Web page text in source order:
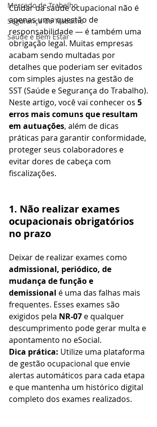
Mercado de Trabalho
Segurança do Trabalho
Saúde e Bem Estar
Cuidar da saúde ocupacional não é
apenas uma questão de
responsabilidade — é também uma
obrigação legal. Muitas empresas
acabam sendo multadas por
detalhes que poderiam ser evitados
com simples ajustes na gestão de
SST (Saúde e Segurança do Trabalho).
Neste artigo, você vai conhecer os 5
erros mais comuns que resultam
em autuações, além de dicas
práticas para garantir conformidade,
proteger seus colaboradores e
evitar dores de cabeça com
fiscalizações.
1. Não realizar exames
ocupacionais obrigatórios
no prazo
Deixar de realizar exames como
admissional, periódico, de
mudança de função e
demissional é uma das falhas mais
frequentes. Esses exames são
exigidos pela NR-07 e qualquer
descumprimento pode gerar multa e
apontamento no eSocial.
Dica prática: Utilize uma plataforma
de gestão ocupacional que envie
alertas automáticos para cada etapa
e que mantenha um histórico digital
completo dos exames realizados.